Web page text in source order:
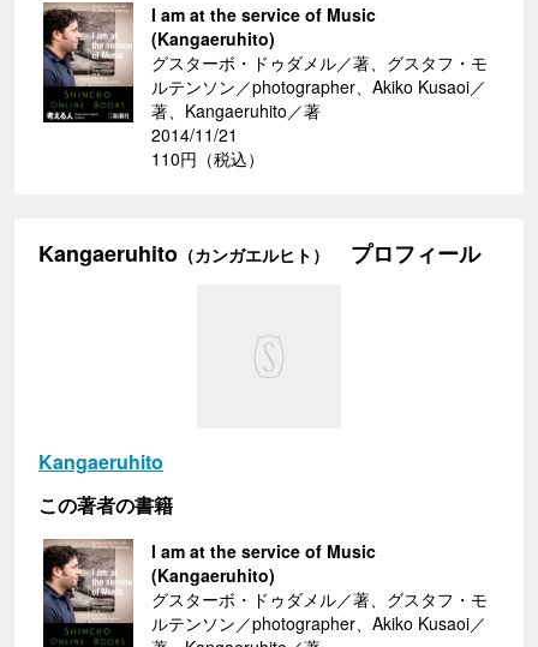
I am at the service of Music
(Kangaeruhito)
グスターボ・ドゥダメル／著、グスタフ・モ
ルテンソン／photographer、Akiko Kusaoi／
著、Kangaeruhito／著
2014/11/21
110円（税込）
Kangaeruhito （カンガエルヒト） プロフィール
Kangaeruhito
この著者の書籍
I am at the service of Music
(Kangaeruhito)
グスターボ・ドゥダメル／著、グスタフ・モ
ルテンソン／photographer、Akiko Kusaoi／